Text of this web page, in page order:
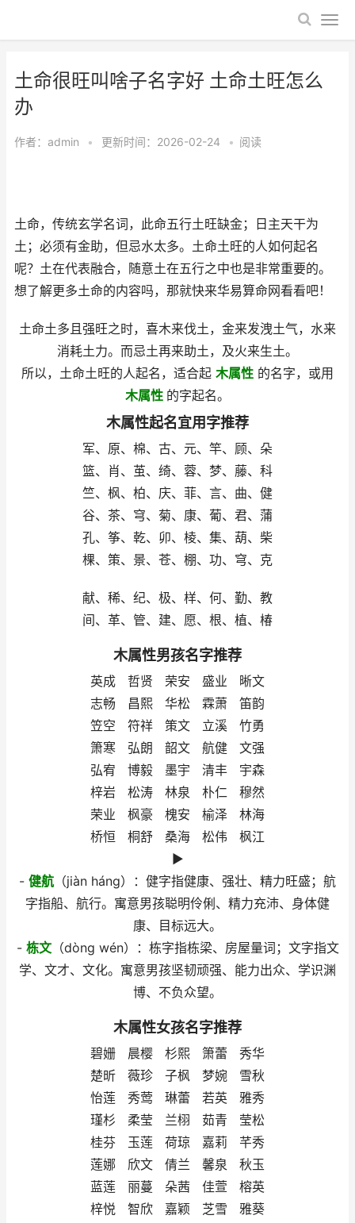
土命很旺叫啥子名字好 土命土旺怎么
办
作者： admin • 更新时间：2026-02-24 • 阅读
土命，传统玄学名词，此命五行土旺缺金；日主天干为
土；必须有金助，但忌水太多。土命土旺的人如何起名
呢？土在代表融合，随意土在五行之中也是非常重要的。
想了解更多土命的内容吗，那就快来华易算命网看看吧！
土命土多且强旺之时，喜木来伐土，金来发洩土气，水来
消耗土力。而忌土再来助土，及火来生土。
所以，土命土旺的人起名，适合起 木属性 的名字，或用
木属性 的字起名。
木属性起名宜用字推荐
军、原、棉、古、元、竿、顾、朵
篮、肖、茧、绮、蓉、梦、藤、科
竺、枫、柏、庆、菲、言、曲、健
谷、茶、穹、菊、康、葡、君、蒲
孔、筝、乾、卯、棱、集、葫、柴
棵、策、景、苍、棚、功、穹、克
献、稀、纪、极、样、何、勤、教
间、革、管、建、愿、根、植、椿
木属性男孩名字推荐
英成 哲贤 荣安 盛业 晰文
志畅 昌熙 华松 霖萧 笛韵
笠空 符祥 策文 立溪 竹勇
箫寒 弘朗 韶文 航健 文强
弘宥 博毅 墨宇 清丰 宇森
梓岩 松涛 林泉 朴仁 穆然
荣业 枫豪 槐安 榆泽 林海
桥恒 桐舒 桑海 松伟 枫江
►
- 健航 （jiàn háng）：健字指健康、强壮、精力旺盛；航
字指船、航行。寓意男孩聪明伶俐、精力充沛、身体健
康、目标远大。
- 栋文（dòng wén）：栋字指栋梁、房屋量词；文字指文
学、文才、文化。寓意男孩坚韧顽强、能力出众、学识渊
博、不负众望。
木属性女孩名字推荐
碧姗 晨樱 杉熙 箫蕾 秀华
楚昕 薇珍 子枫 梦婉 雪秋
怡莲 秀莺 琳蕾 若英 雅秀
瑾杉 柔莹 兰栩 茹青 莹松
桂芬 玉莲 荷琼 嘉莉 芊秀
莲娜 欣文 倩兰 馨泉 秋玉
蓝莲 丽蔓 朵茜 佳萱 榕英
梓悦 智欣 嘉颖 芝雪 雅葵